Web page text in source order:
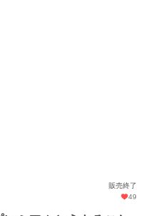
販売終了
49